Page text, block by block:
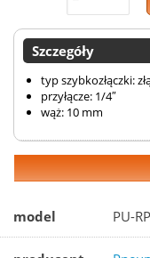
Szczegóły
typ szybkozłączki:
przyłącze: 1/4″
wąż: 10 mm
model PU-